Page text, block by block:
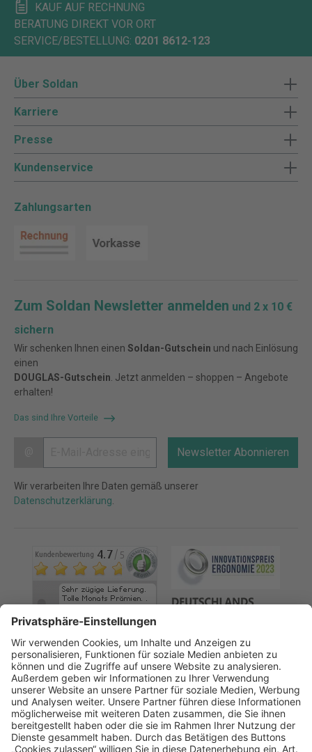
KAUF AUF RECHNUNG
BERATUNG DIREKT VOR ORT
SERVICE/BESTELLUNG: 0201 8612-123
Über Soldan
Karriere
Presse
Kundenservice
Zahlungsarten
Zum Soldan Newsletter anmelden und 2 x 10 €
sichern
Wir schenken Ihnen einen Soldan-Gutschein und nach Einlösung
einen
DOUGLAS-Gutschein . Jetzt anmelden – shoppen – Angebote
erhalten!
Das sind Ihre Vorteile
Newsletter Abonnieren
Wir verarbeiten Ihre Daten gemäß unserer
Datenschutzerklärung